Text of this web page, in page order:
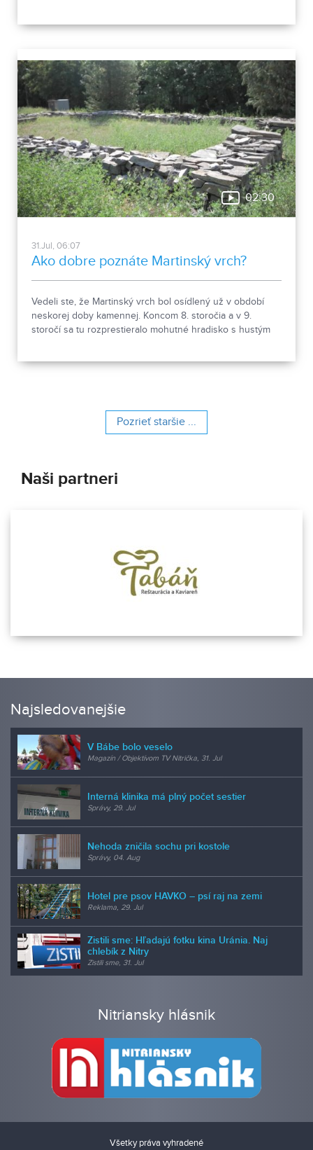
02:30
31.Jul, 06:07
Ako dobre poznáte Martinský vrch?
Vedeli ste, že Martinský vrch bol osídlený už v období
neskorej doby kamennej. Koncom 8. storočia a v 9.
storočí sa tu rozprestieralo mohutné hradisko s hustým
Pozrieť staršie ...
Naši partneri
Najsledovanejšie
V Bábe bolo veselo
Magazín / Objektívom TV Nitrička, 31. Jul
Interná klinika má plný počet sestier
Správy, 29. Jul
Nehoda zničila sochu pri kostole
Správy, 04. Aug
Hotel pre psov HAVKO – psí raj na zemi
Reklama, 29. Jul
Zistili sme: Hľadajú fotku kina Uránia. Naj
chlebík z Nitry
Zistili sme, 31. Jul
Nitriansky hlásnik
Všetky práva vyhradené